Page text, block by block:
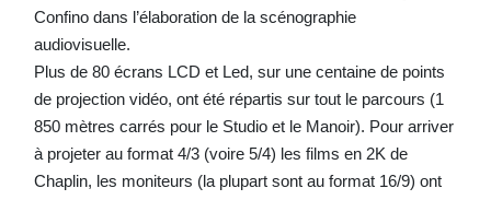
Confino dans l’élaboration de la scénographie
audiovisuelle.
Plus de 80 écrans LCD et Led, sur une centaine de points
de projection vidéo, ont été répartis sur tout le parcours (1
850 mètres carrés pour le Studio et le Manoir). Pour arriver
à projeter au format 4/3 (voire 5/4) les films en 2K de
Chaplin, les moniteurs (la plupart sont au format 16/9) ont